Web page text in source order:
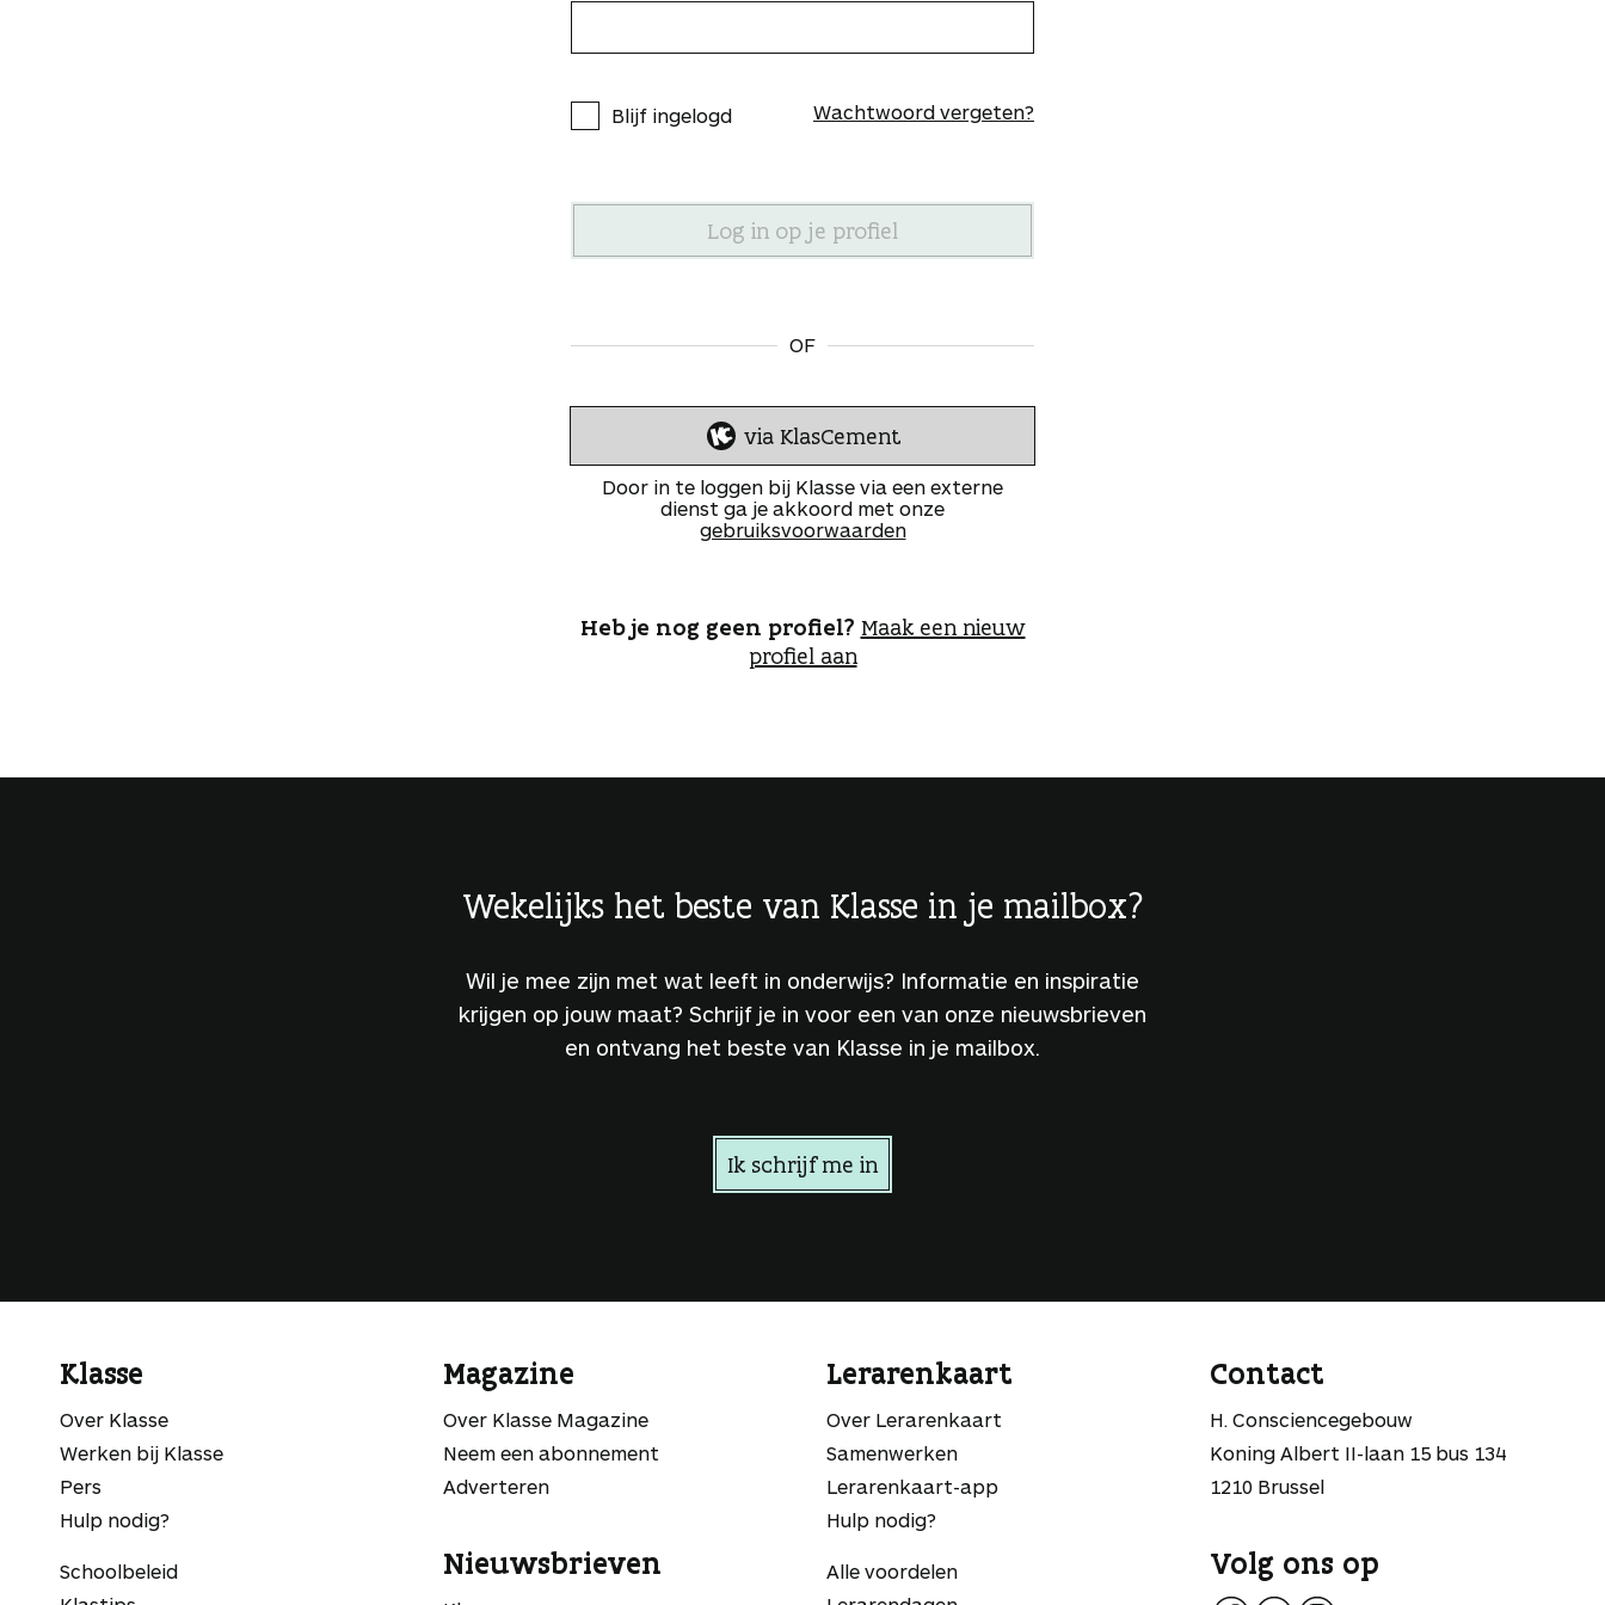
Blijf ingelogd Wachtwoord vergeten?
OF
I
n
l
o
e
n
via KlasCement
Door in te loggen bij Klasse via een externe
dienst ga je akkoord met onze
gebruiksvoorwaarden
Heb je nog geen profiel? Maak een nieuw
profiel aan
Wekelijks het beste van Klasse in je mailbox?
Wil je mee zijn met wat leeft in onderwijs? Informatie en inspiratie
krijgen op jouw maat? Schrijf je in voor een van onze nieuwsbrieven
en ontvang het beste van Klasse in je mailbox.
Ik schrijf me in
Klasse
Over Klasse
Werken bij Klasse
Pers
Hulp nodig?
Schoolbeleid
Magazine
Over Klasse Magazine
Neem een abonnement
Adverteren
Nieuwsbrieven
Lerarenkaart
Over Lerarenkaart
Samenwerken
Lerarenkaart-app
Hulp nodig?
Alle voordelen
Contact
H. Consciencegebouw
Koning Albert II-laan 15 bus 134
1210 Brussel
Volg ons op